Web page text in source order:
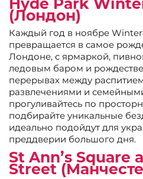
Hyde Park
(Лондон)
Каждый год в ноябре
превращается в самое
Лондоне, с ярмаркой,
ледовым баром и
перерывах между
развлечениями и
прогуливайтесь по
подбирайте уникальные
идеально подойдут для
преддверии большого дня.
St Ann’s Square
Street